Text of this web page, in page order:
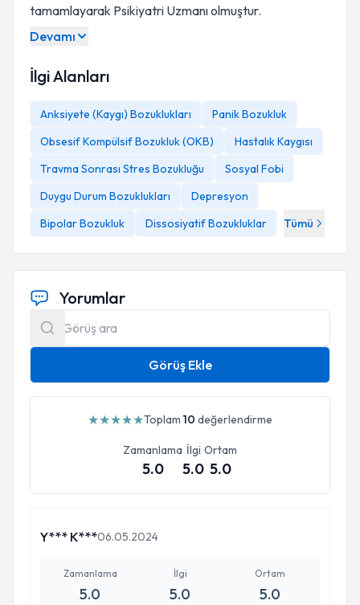
tamamlayarak Psikiyatri Uzmanı olmuştur.
Devamı
İlgi Alanları
Anksiyete (Kaygı) Bozuklukları
Panik Bozukluk
Obsesif Kompülsif Bozukluk (OKB)
Hastalık Kaygısı
Travma Sonrası Stres Bozukluğu
Sosyal Fobi
Duygu Durum Bozuklukları
Depresyon
Bipolar Bozukluk
Dissosiyatif Bozukluklar Tümü
Yorumlar
Görüş Ekle
★★★★★Toplam 10 değerlendirme
Zamanlama
5.0
İlgi
5.0
Ortam
5.0
Y*** K***06.05.2024
Zamanlama
5.0
İlgi
5.0
Ortam
5.0